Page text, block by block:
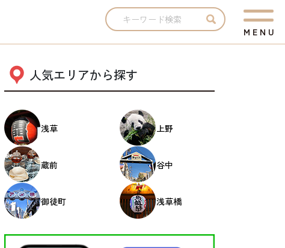
M E N U
人気エリアから探す
浅草 上野
蔵前 谷中
御徒町 浅草橋